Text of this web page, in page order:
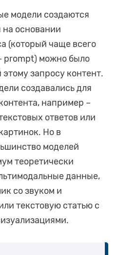
модели создаются
на основании
(который чаще всего
prompt) можно было
запросу контент.
создавались для
например –
ответов или
Но в
моделей
теоретически
данные,
со звуком и
текстовую статью с